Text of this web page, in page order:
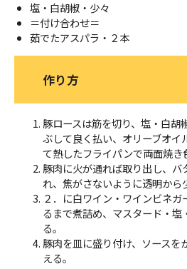
塩・白胡椒・少々
＝付け合わせ＝
茹でたアスパラ・２本
作り方
豚ロースは筋を切り、塩・白胡
ぶして良く払い、オリーブオ
て熱したフライパンで両面焼
豚肉に火が通れば取り出し、バ
れ、焦がさないように透明から
２．に白ワイン・ワインビネ
るまで煮詰め、マスタード・
る。
豚肉を皿に盛り付け、ソースを
える。